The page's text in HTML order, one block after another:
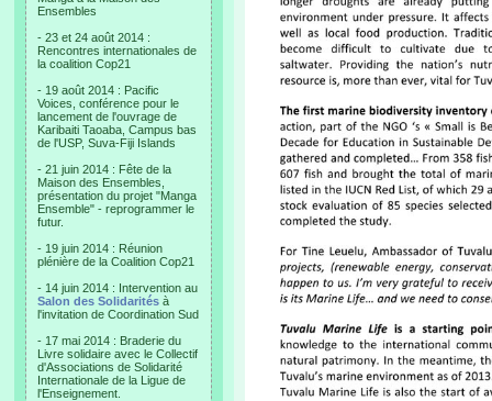
Ensembles
- 23 et 24 août 2014 :
Rencontres internationales de
la coalition Cop21
- 19 août 2014 : Pacific
Voices, conférence pour le
lancement de l'ouvrage de
Karibaiti Taoaba, Campus bas
de l'USP, Suva-Fiji Islands
- 21 juin 2014 : Fête de la
Maison des Ensembles,
présentation du projet "Manga
Ensemble" - reprogrammer le
futur.
- 19 juin 2014 : Réunion
plénière de la Coalition Cop21
- 14 juin 2014 : Intervention au
Salon des Solidarités à
l'invitation de Coordination Sud
- 17 mai 2014 : Braderie du
Livre solidaire avec le Collectif
d'Associations de Solidarité
Internationale de la Ligue de
l'Enseignement.